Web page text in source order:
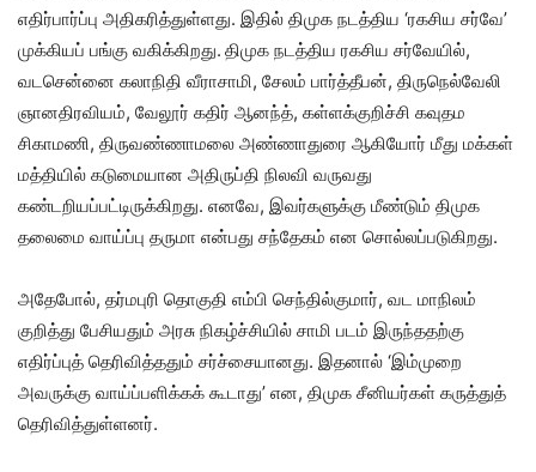
எதிர்பார்ப்பு அதிகரித்துள்ளது. இதில் திமுக நடத்திய ‘ரகசிய சர்வே’
முக்கியப் பங்கு வகிக்கிறது. திமுக நடத்திய ரகசிய சர்வேயில்,
வடசென்னை கலாநிதி வீராசாமி, சேலம் பார்த்தீபன், திருநெல்வேலி
ஞானதிரவியம், வேலூர் கதிர் ஆனந்த், கள்ளக்குறிச்சி கவுதம
சிகாமணி, திருவண்ணாமலை அண்ணாதுரை ஆகியோர் மீது மக்கள்
மத்தியில் கடுமையான அதிருப்தி நிலவி வருவது
கண்டறியப்பட்டிருக்கிறது. எனவே, இவர்களுக்கு மீண்டும் திமுக
தலைமை வாய்ப்பு தருமா என்பது சந்தேகம் என சொல்லப்படுகிறது.
அதேபோல், தர்மபுரி தொகுதி எம்பி செந்தில்குமார், வட மாநிலம்
குறித்து பேசியதும் அரசு நிகழ்ச்சியில் சாமி படம் இருந்ததற்கு
எதிர்ப்புத் தெரிவித்ததும் சர்ச்சையானது. இதனால் ‘இம்முறை
அவருக்கு வாய்ப்பளிக்கக் கூடாது’ என, திமுக சீனியர்கள் கருத்துத்
தெரிவித்துள்ளனர்.